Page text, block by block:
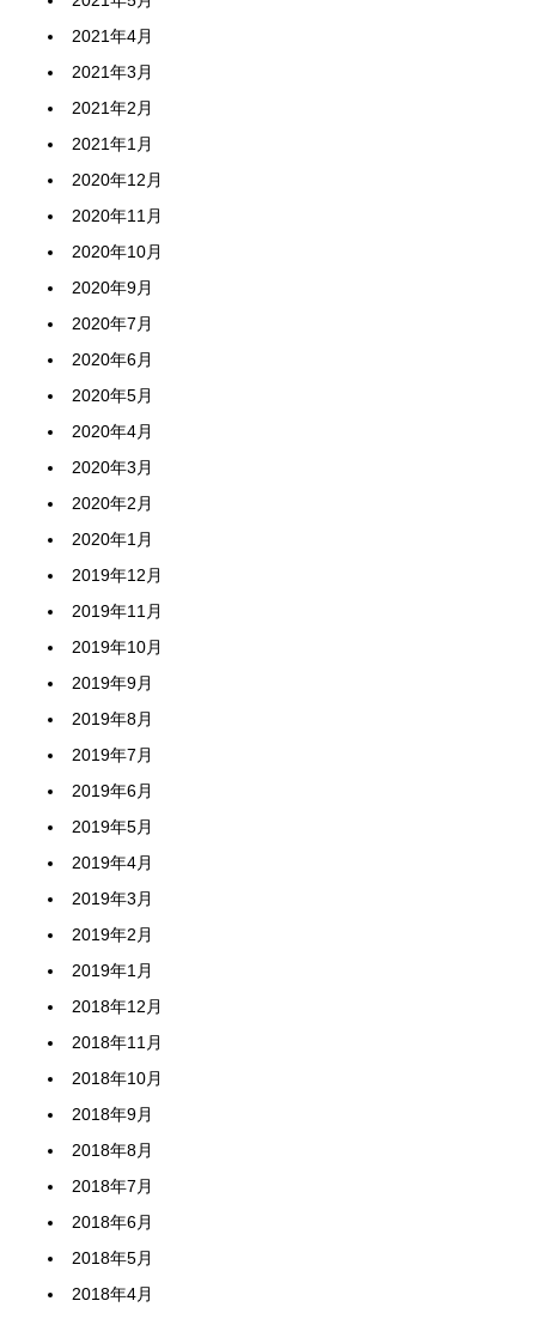
2021年4月
2021年3月
2021年2月
2021年1月
2020年12月
2020年11月
2020年10月
2020年9月
2020年7月
2020年6月
2020年5月
2020年4月
2020年3月
2020年2月
2020年1月
2019年12月
2019年11月
2019年10月
2019年9月
2019年8月
2019年7月
2019年6月
2019年5月
2019年4月
2019年3月
2019年2月
2019年1月
2018年12月
2018年11月
2018年10月
2018年9月
2018年8月
2018年7月
2018年6月
2018年5月
2018年4月